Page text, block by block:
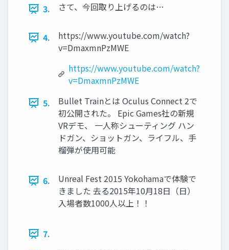
3. さて、今回取り上げるのは…
4.
https://www.youtube.com/watch?
v=DmaxmnPzMWE
https://www.youtube.com/watch?
v=DmaxmnPzMWE
5.
Bullet Trainとは Oculus Connect 2で
初公開された。 Epic Games社の新規
VRデモ、 一人称シューティング ハン
ドガン、ショットガン、ライフル、手
榴弾が使用可能
6.
Unreal Fest 2015 Yokohamaで体験で
きました 去る2015年10月18日（日）
入場者数1000人以上！！
7.